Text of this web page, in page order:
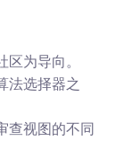
为导向。
法选择器之
查视图的不同